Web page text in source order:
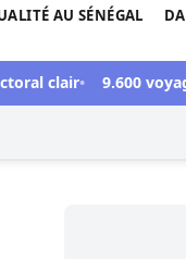
AU SÉNÉGAL
clair 9.600